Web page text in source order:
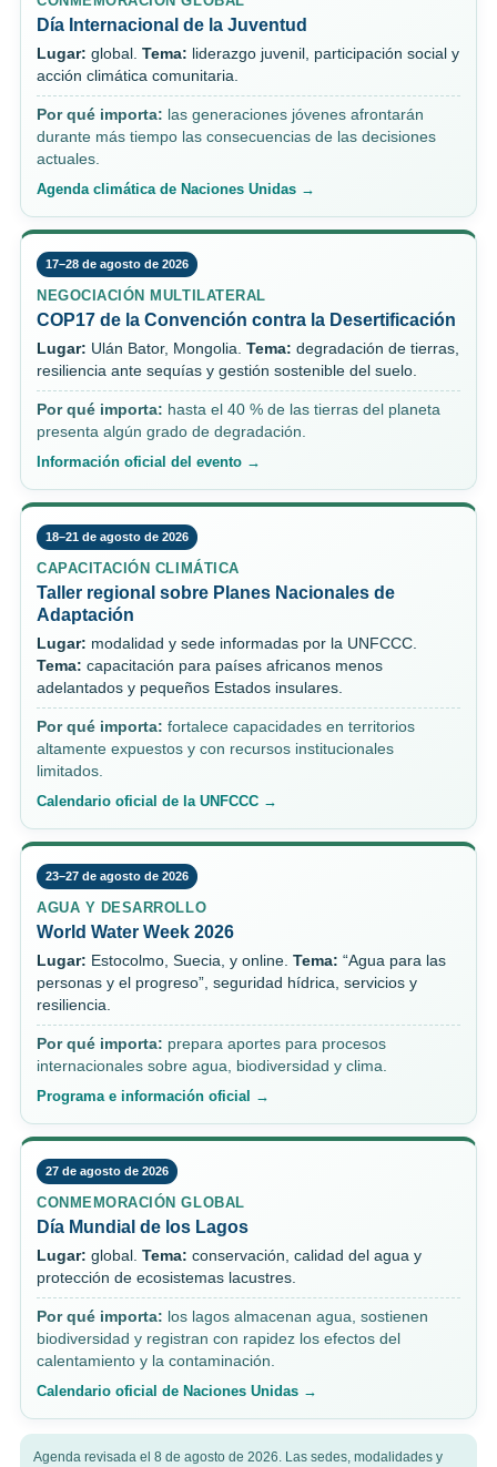
Día Internacional de la Juventud
Lugar: global. Tema: liderazgo juvenil, participación social y
acción climática comunitaria.
Por qué importa: las generaciones jóvenes afrontarán
durante más tiempo las consecuencias de las decisiones
actuales.
Agenda climática de Naciones Unidas →
17–28 de agosto de 2026
NEGOCIACIÓN MULTILATERAL
COP17 de la Convención contra la Desertificación
Lugar: Ulán Bator, Mongolia. Tema: degradación de tierras,
resiliencia ante sequías y gestión sostenible del suelo.
Por qué importa: hasta el 40 % de las tierras del planeta
presenta algún grado de degradación.
Información oficial del evento →
18–21 de agosto de 2026
CAPACITACIÓN CLIMÁTICA
Taller regional sobre Planes Nacionales de
Adaptación
Lugar: modalidad y sede informadas por la UNFCCC.
Tema: capacitación para países africanos menos
adelantados y pequeños Estados insulares.
Por qué importa: fortalece capacidades en territorios
altamente expuestos y con recursos institucionales
limitados.
Calendario oficial de la UNFCCC →
23–27 de agosto de 2026
AGUA Y DESARROLLO
World Water Week 2026
Lugar: Estocolmo, Suecia, y online. Tema: “Agua para las
personas y el progreso”, seguridad hídrica, servicios y
resiliencia.
Por qué importa: prepara aportes para procesos
internacionales sobre agua, biodiversidad y clima.
Programa e información oficial →
27 de agosto de 2026
CONMEMORACIÓN GLOBAL
Día Mundial de los Lagos
Lugar: global. Tema: conservación, calidad del agua y
protección de ecosistemas lacustres.
Por qué importa: los lagos almacenan agua, sostienen
biodiversidad y registran con rapidez los efectos del
calentamiento y la contaminación.
Calendario oficial de Naciones Unidas →
Agenda revisada el 8 de agosto de 2026. Las sedes, modalidades y